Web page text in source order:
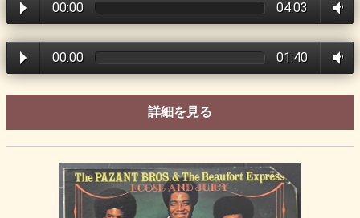
00:00 04:03
00:00 01:40
詳細を見る